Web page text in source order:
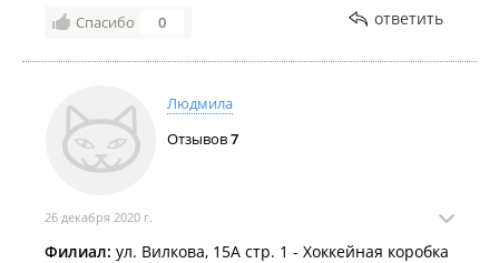
Спасибо 0 ответить
Людмила
Отзывов7
26 декабря 2020 г.
Филиал: ул. Вилкова, 15А стр. 1 - Хоккейная коробка